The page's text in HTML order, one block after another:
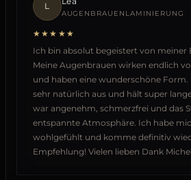
L
AUGENBRAUENLAMINIERUNG
★★★★★
Ich bin absolut begeistert von meiner
Meine Augenbrauen wirken endlich
und haben eine wunderschöne Form.
sehr natürlich aus und hält super
war angenehm, schmerzfrei und das
entspannte Atmosphäre. Ich habe
wohlgefühlt und komme definitiv
Empfehlung! Vielen lieben Dank